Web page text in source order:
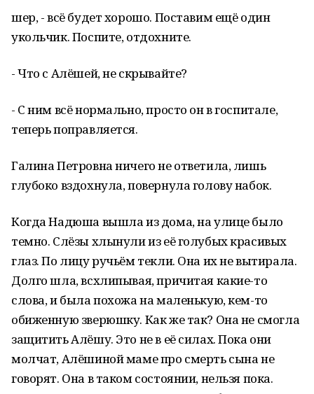
шер, - всё будет хорошо. Поставим ещё один
укольчик. Поспите, отдохните.
- Что с Алёшей, не скрывайте?
- С ним всё нормально, просто он в госпитале,
теперь поправляется.
Галина Петровна ничего не ответила, лишь
глубоко вздохнула, повернула голову набок.
Когда Надюша вышла из дома, на улице было
темно. Слёзы хлынули из её голубых красивых
глаз. По лицу ручьём текли. Она их не вытирала.
Долго шла, всхлипывая, причитая какие-то
слова, и была похожа на маленькую, кем-то
обиженную зверюшку. Как же так? Она не смогла
защитить Алёшу. Это не в её силах. Пока они
молчат, Алёшиной маме про смерть сына не
говорят. Она в таком состоянии, нельзя пока.